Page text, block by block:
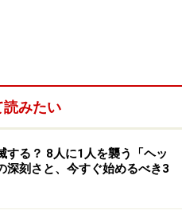
読みたい
する？ 8人に1人を襲う「ヘッ
深刻さと、今すぐ始めるべき3